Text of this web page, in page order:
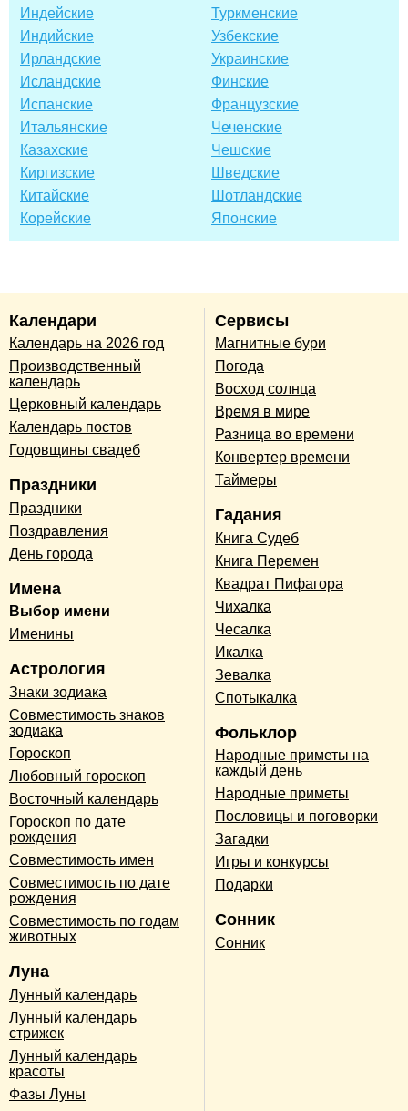
Индейские
Индийские
Ирландские
Исландские
Испанские
Итальянские
Казахские
Киргизские
Китайские
Корейские
Туркменские
Узбекские
Украинские
Финские
Французские
Чеченские
Чешские
Шведские
Шотландские
Японские
Календари
Календарь на 2026 год
Производственный
календарь
Церковный календарь
Календарь постов
Годовщины свадеб
Праздники
Праздники
Поздравления
День города
Имена
Выбор имени
Именины
Астрология
Знаки зодиака
Совместимость знаков
зодиака
Гороскоп
Любовный гороскоп
Восточный календарь
Гороскоп по дате
рождения
Совместимость имен
Совместимость по дате
рождения
Совместимость по годам
животных
Луна
Лунный календарь
Лунный календарь
стрижек
Лунный календарь
красоты
Фазы Луны
Сервисы
Магнитные бури
Погода
Восход солнца
Время в мире
Разница во времени
Конвертер времени
Таймеры
Гадания
Книга Судеб
Книга Перемен
Квадрат Пифагора
Чихалка
Чесалка
Икалка
Зевалка
Спотыкалка
Фольклор
Народные приметы на
каждый день
Народные приметы
Пословицы и поговорки
Загадки
Игры и конкурсы
Подарки
Сонник
Сонник